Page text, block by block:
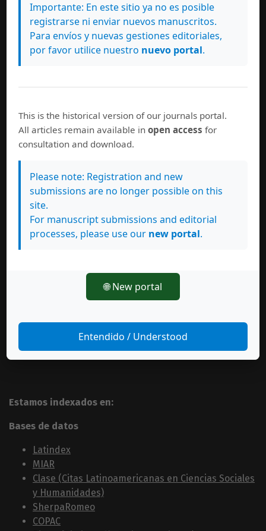
Estamos indexados en:
Bases de datos
Latindex
MIAR
Clase (Citas Latinoamericanas en Ciencias Sociales
y Humanidades)
SherpaRomeo
COPAC
Importante: En este sitio ya no es posible
registrarse ni enviar nuevos manuscritos.
Para envíos y nuevas gestiones editoriales,
por favor utilice nuestro nuevo portal.
This is the historical version of our journals portal.
All articles remain available inopen access for
consultation and download.
Please note: Registration and new
submissions are no longer possible on this
site.
For manuscript submissions and editorial
processes, please use our new portal.
🌐 New portal
Entendido / Understood